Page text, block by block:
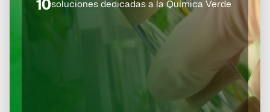
10soluciones dedicadas a la Química Verde